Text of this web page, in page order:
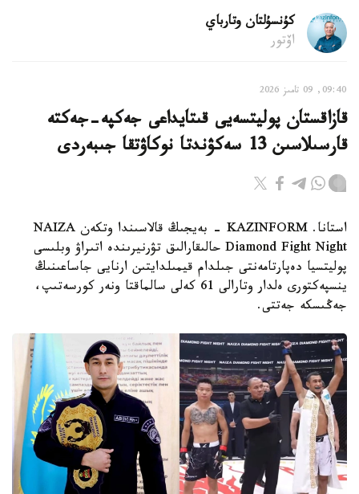
كۇنسۇلتان وتارباي
اۆتور
09:40, 09 تامىز 2026
قازاقستان پوليتسەيى قىتايداعى جەكپە-جەكتە
قارسىلاسىن 13 سەكۋندتا نوكاۋتقا جىبەردى
استانا. KAZINFORM - بەيجىڭ قالاسىندا وتكەن NAIZA
Diamond Fight Night حالىقارالىق تۋرنيرىندە اتىراۋ وبلىسى
پوليتسيا دەپارتامەنتى جىلدام قيمىلدايتىن ارنايى جاساعىنىڭ
ينسپەكتورى ەلدار وتارالى 61 كەلى سالماقتا ونەر كورسەتىپ،
جەڭىسكە جەتتى.